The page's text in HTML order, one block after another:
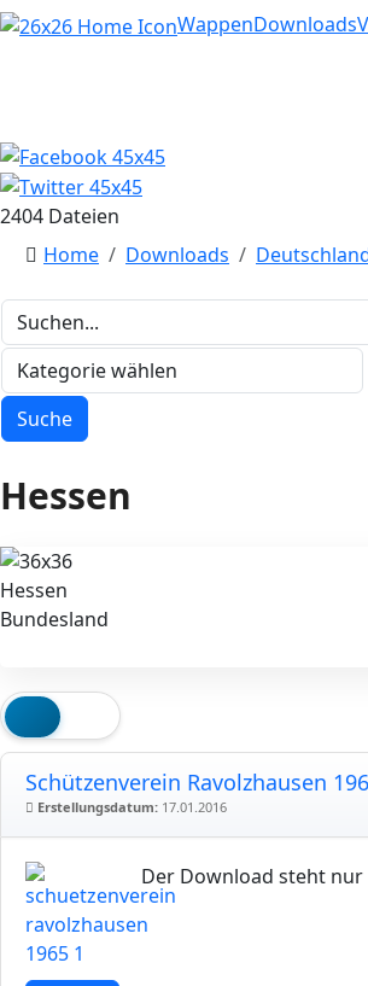
Home
WappenDownloads
2404 Dateien
Home
Downloads
Hessen
Schützenverein Ravolzhausen
Erstellungsdatum: 17.01.2016
Der Download steht